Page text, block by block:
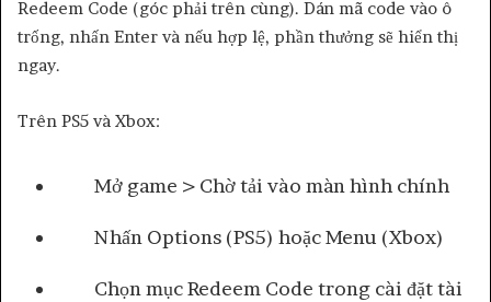
Redeem Code (góc phải trên cùng). Dán mã code vào ô
trống, nhấn Enter và nếu hợp lệ, phần thưởng sẽ hiển thị
ngay.
Trên PS5 và Xbox:
Mở game > Chờ tải vào màn hình chính
Nhấn Options (PS5) hoặc Menu (Xbox)
Chọn mục Redeem Code trong cài đặt tài